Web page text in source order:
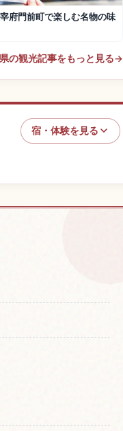
府門前町で楽しむ名物の味
の観光記事をもっと見る→
宿・体験を見る